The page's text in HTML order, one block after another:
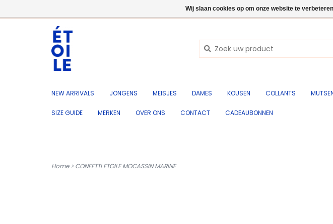
NEW ARRIVALS JONGENS MEISJES DAMES KOUSEN COLLANTS
SIZE GUIDE MERKEN OVER ONS CONTACT CADEAUBONNEN
Home>CONFETTI ETOILE MOCASSIN MARINE
Wij slaan cookies op om onze website te